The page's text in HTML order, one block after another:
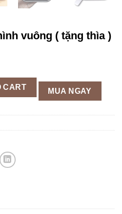
vuông ( tặng thìa )
( tặng thìa ) quantity
CART MUA NGAY